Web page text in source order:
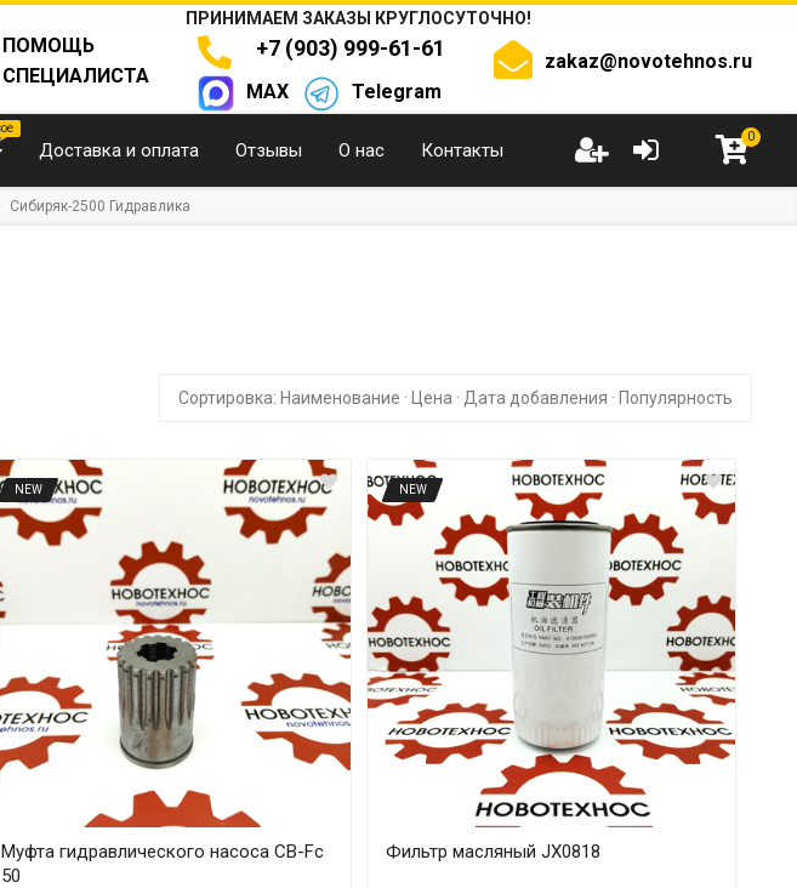
ПОМОЩЬ
СПЕЦИАЛИСТА
ПРИНИМАЕМ ЗАКАЗЫ КРУГЛОСУТОЧНО!
+7 (903) 999-61-61
MAX Telegram
zakaz@novotehnos.ru
Доставка и оплата Отзывы О нас Контакты
0
Cибиряк-2500 Гидравлика
Сортировка: Наименование · Цена · Дата добавления · Популярность
NEW
Муфта гидравлического насоса CB-Fc
50
NEW
Фильтр масляный JX0818